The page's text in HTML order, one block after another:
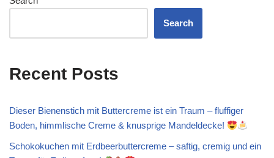
Search
Recent Posts
Dieser Bienenstich mit Buttercreme ist ein Traum – fluffiger
Boden, himmlische Creme & knusprige Mandeldecke!
Schokokuchen mit Erdbeerbuttercreme – saftig, cremig und ein